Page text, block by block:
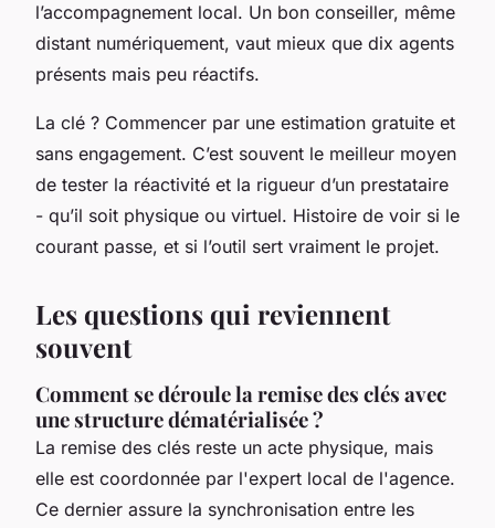
l’accompagnement local. Un bon conseiller, même
distant numériquement, vaut mieux que dix agents
présents mais peu réactifs.
La clé ? Commencer par une estimation gratuite et
sans engagement. C’est souvent le meilleur moyen
de tester la réactivité et la rigueur d’un prestataire
- qu’il soit physique ou virtuel. Histoire de voir si le
courant passe, et si l’outil sert vraiment le projet.
Les questions qui reviennent
souvent
Comment se déroule la remise des clés avec
une structure dématérialisée ?
La remise des clés reste un acte physique, mais
elle est coordonnée par l'expert local de l'agence.
Ce dernier assure la synchronisation entre les